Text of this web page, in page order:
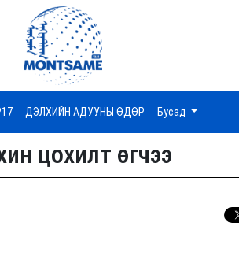
ДЭЛХИЙН АДУУНЫ ӨДӨР Бусад
цохилт өгчээ